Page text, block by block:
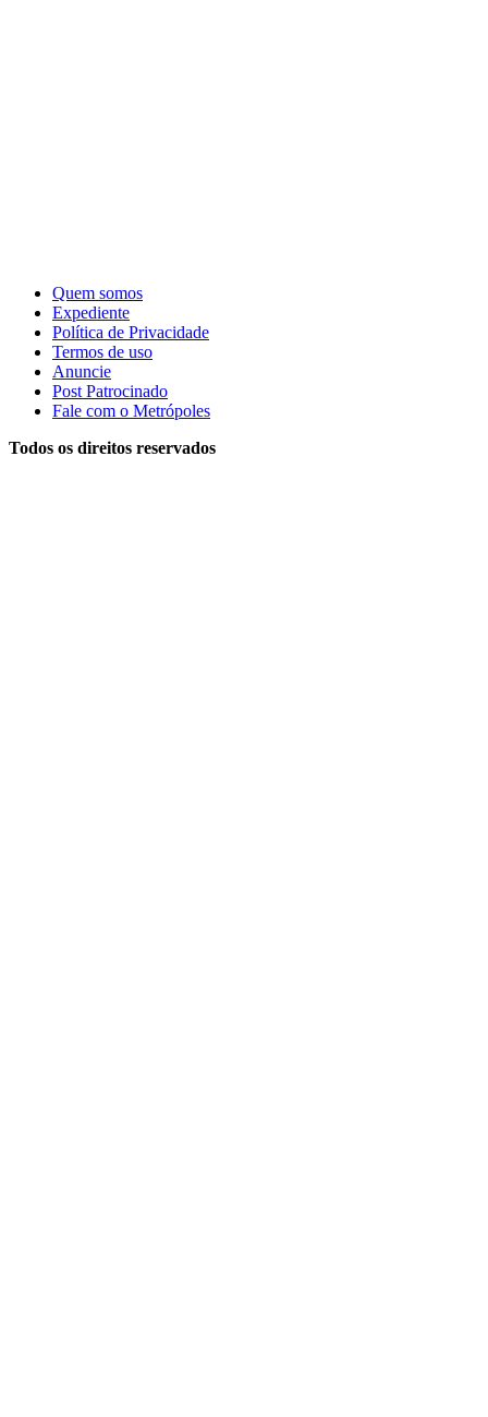
Quem somos
Expediente
Política de Privacidade
Termos de uso
Anuncie
Post Patrocinado
Fale com o Metrópoles
Todos os direitos reservados